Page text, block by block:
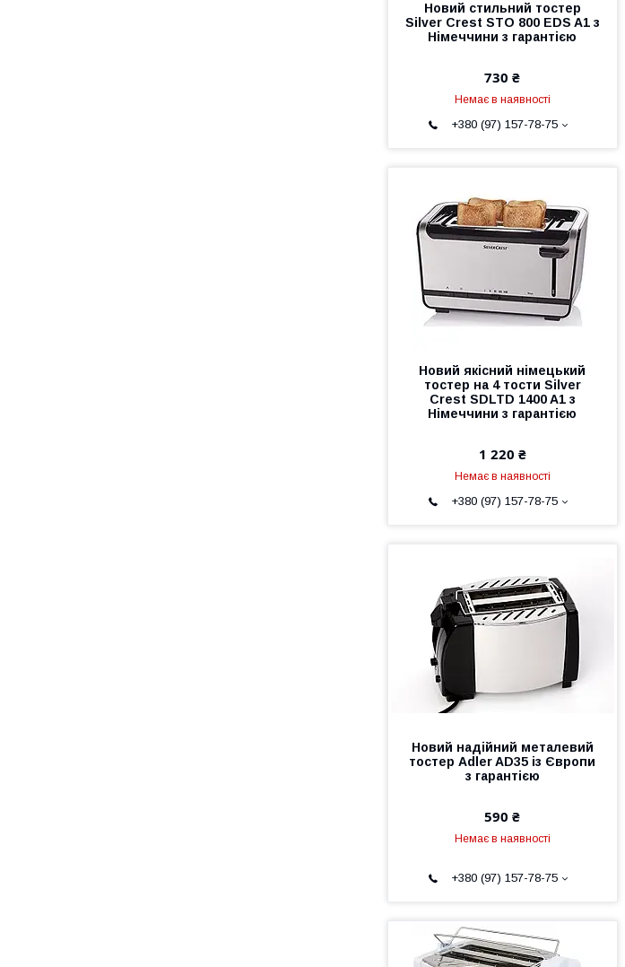
Новий стильний тостер
Silver Crest STO 800 EDS A1 з
Німеччини з гарантією
730 ₴
Немає в наявності
+380 (97) 157-78-75
Новий якісний німецький
тостер на 4 тости Silver
Crest SDLTD 1400 A1 з
Німеччини з гарантією
1 220 ₴
Немає в наявності
+380 (97) 157-78-75
Новий надійний металевий
тостер Adler AD35 із Європи
з гарантією
590 ₴
Немає в наявності
+380 (97) 157-78-75